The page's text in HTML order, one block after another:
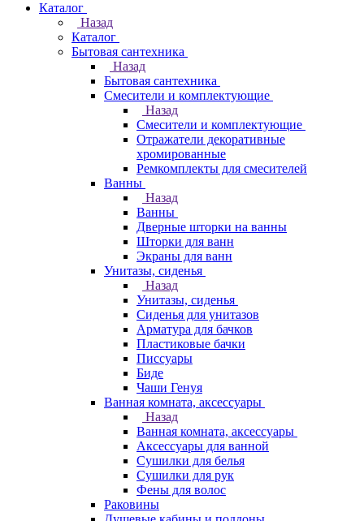
Каталог
Назад
Каталог
Бытовая сантехника
Назад
Бытовая сантехника
Смесители и комплектующие
Назад
Смесители и комплектующие
Отражатели декоративные
хромированные
Ремкомплекты для смесителей
Ванны
Назад
Ванны
Дверные шторки на ванны
Шторки для ванн
Экраны для ванн
Унитазы, сиденья
Назад
Унитазы, сиденья
Сиденья для унитазов
Арматура для бачков
Пластиковые бачки
Писсуары
Биде
Чаши Генуя
Ванная комната, аксессуары
Назад
Ванная комната, аксессуары
Аксессуары для ванной
Сушилки для белья
Сушилки для рук
Фены для волос
Раковины